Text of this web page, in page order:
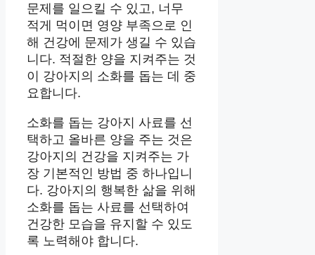
문제를 일으킬 수 있고, 너무
적게 먹이면 영양 부족으로 인
해 건강에 문제가 생길 수 있습
니다. 적절한 양을 지켜주는 것
이 강아지의 소화를 돕는 데 중
요합니다.
소화를 돕는 강아지 사료를 선
택하고 올바른 양을 주는 것은
강아지의 건강을 지켜주는 가
장 기본적인 방법 중 하나입니
다. 강아지의 행복한 삶을 위해
소화를 돕는 사료를 선택하여
건강한 모습을 유지할 수 있도
록 노력해야 합니다.